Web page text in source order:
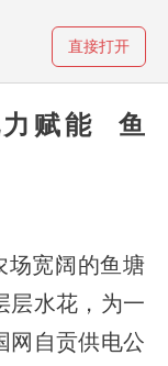
直接打开
力赋能 鱼
场宽阔的鱼塘
层水花，为一
网自贡供电公